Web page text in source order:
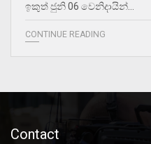
ඉකුත් ජුනි 06 වෙනිදායින්…
CONTINUE READING
Contact